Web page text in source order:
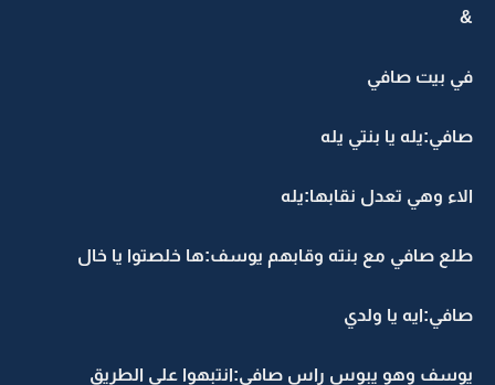
&
في بيت صافي
صافي:يله يا بنتي يله
الاء وهي تعدل نقابها:يله
طلع صافي مع بنته وقابهم يوسف:ها خلصتوا يا خال
صافي:ايه يا ولدي
يوسف وهو يبوس راس صافي:انتبهوا على الطريق